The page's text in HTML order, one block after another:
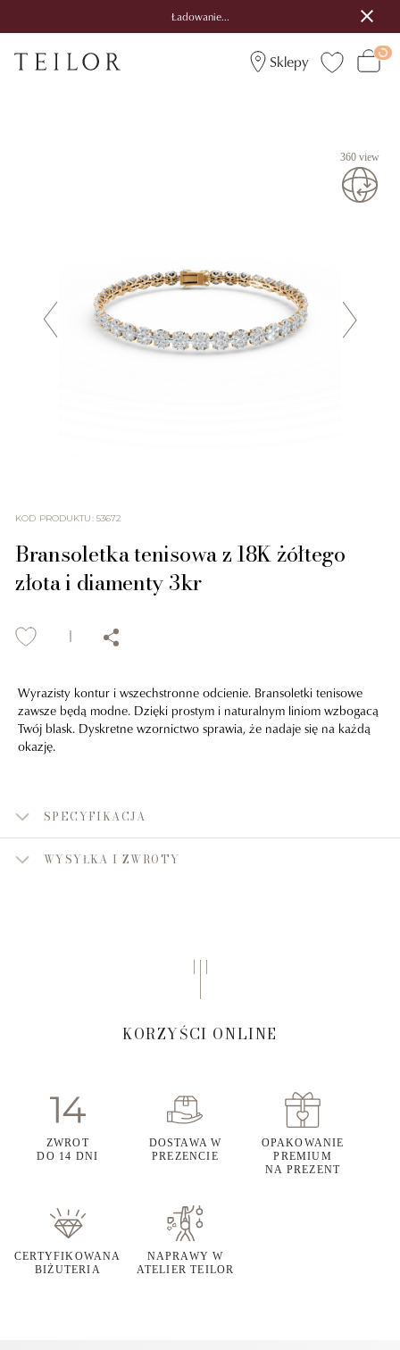
Ładowanie...
Sklepy
360 view
KOD PRODUKTU: 53672
Bransoletka tenisowa z 18K żółtego
złota i diamenty 3kr
Wyrazisty kontur i wszechstronne odcienie. Bransoletki tenisowe
zawsze będą modne. Dzięki prostym i naturalnym liniom wzbogacą
Twój blask. Dyskretne wzornictwo sprawia, że nadaje się na każdą
okazję.
SPECYFIKACJA
WYSYŁKA I ZWROTY
KORZYŚCI ONLINE
ZWROT
DO 14 DNI
DOSTAWA W
PREZENCIE
OPAKOWANIE
PREMIUM
NA PREZENT
CERTYFIKOWANA
BIŻUTERIA
NAPRAWY W
ATELIER TEILOR